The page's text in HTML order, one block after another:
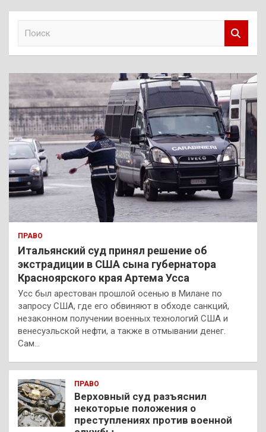
к
ПРАВО
Итальянский суд принял решение об
экстрадиции в США сына губернатора
Красноярского края Артема Усса
Усс был арестован прошлой осенью в Милане по
запросу США, где его обвиняют в обходе санкций,
незаконном получении военных технологий США и
венесуэльской нефти, а также в отмывании денег.
Сам…
ПРАВО
Верховный суд разъяснил
некоторые положения о
преступлениях против военной